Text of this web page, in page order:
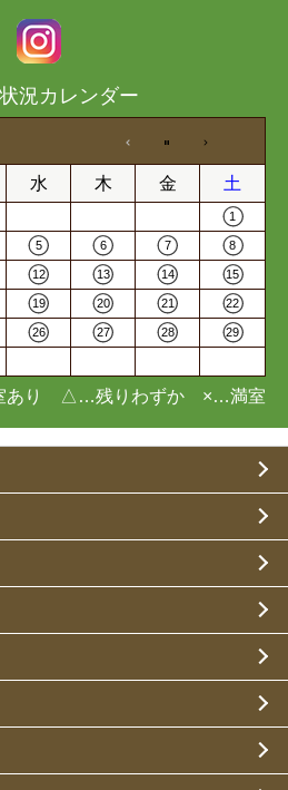
況カレンダー
水 木 金 土
1
5 6 7 8
12 13 14 15
19 20 21 22
26 27 28 29
あり △…残りわずか ×…満室